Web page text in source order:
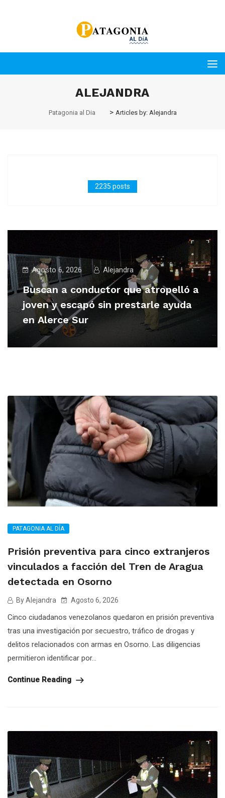
ALEJANDRA
Patagonia al Dia > Articles by: Alejandra
2235 posts
Agosto 6, 2026 Alejandra
Buscan a conductor que atropelló a
joven y escapó sin prestarle ayuda
en Alerce Sur
PATAGONIA AL DÍA
Prisión preventiva para cinco extranjeros
vinculados a facción del Tren de Aragua
detectada en Osorno
By Alejandra Agosto 6, 2026
Cinco ciudadanos venezolanos quedaron en prisión preventiva
tras una investigación por secuestro, tráfico de drogas y
delitos relacionados con armas en Osorno. Las diligencias
permitieron identificar por...
Continue Reading